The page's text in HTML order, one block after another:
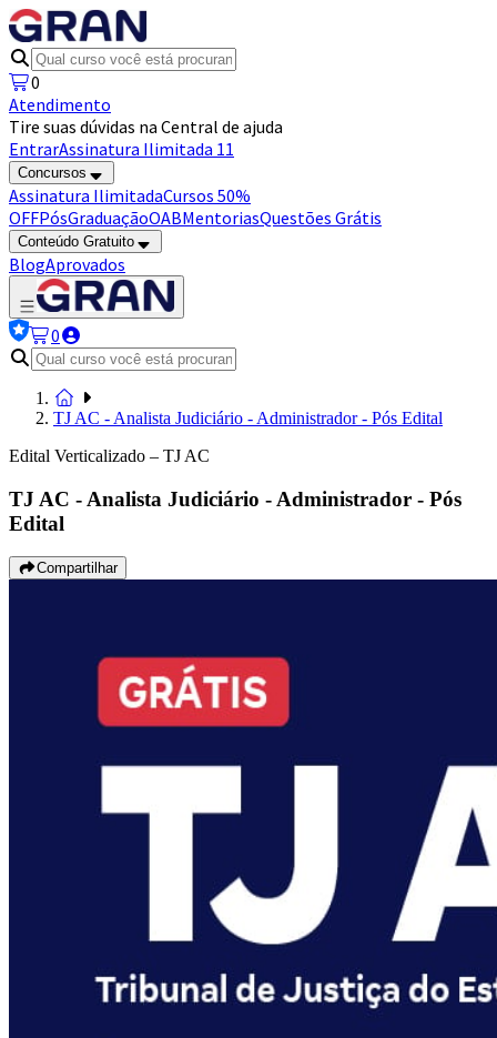
0
Atendimento
Tire suas dúvidas na Central de ajuda
EntrarAssinatura Ilimitada 11
Concursos
Assinatura IlimitadaCursos 50%
OFFPósGraduaçãoOABMentoriasQuestões Grátis
Conteúdo Gratuito
BlogAprovados
0
TJ AC - Analista Judiciário - Administrador - Pós Edital
Edital Verticalizado – TJ AC
TJ AC - Analista Judiciário - Administrador - Pós
Edital
Compartilhar